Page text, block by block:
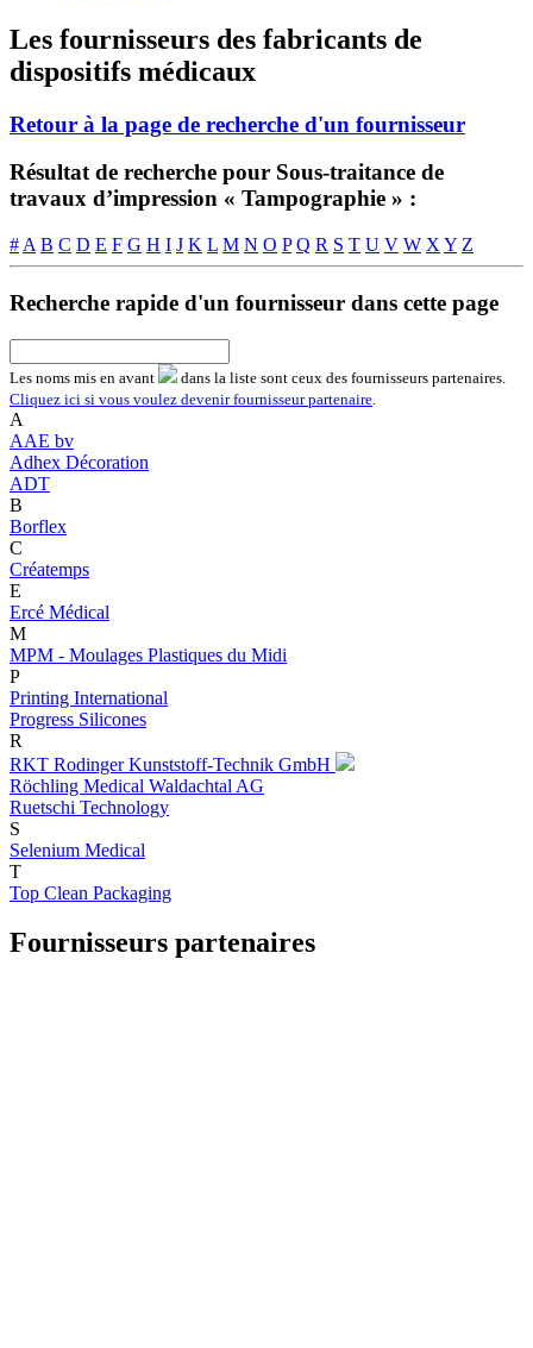
Les fournisseurs des fabricants de
dispositifs médicaux
Retour à la page de recherche d'un fournisseur
Résultat de recherche pour Sous-traitance de
travaux d’impression « Tampographie » :
# A B C D E F G H I J K L M N O P Q R S T U V W X Y Z
Recherche rapide d'un fournisseur dans cette page
Les noms mis en avant
dans la liste sont ceux des fournisseurs partenaires.
Cliquez ici si vous voulez devenir fournisseur partenaire
A
AAE bv
Adhex Décoration
ADT
B
Borflex
C
Créatemps
E
Ercé Médical
M
MPM - Moulages Plastiques du Midi
P
Printing International
Progress Silicones
R
RKT Rodinger Kunststoff-Technik GmbH
Röchling Medical Waldachtal AG
Ruetschi Technology
S
Selenium Medical
T
Top Clean Packaging
Fournisseurs partenaires